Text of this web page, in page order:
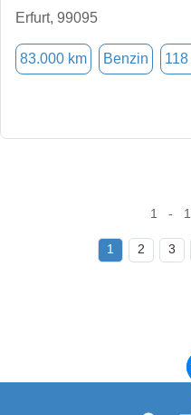
Erfurt, 99095
83.000 km Benzin
1 -
1 2 3